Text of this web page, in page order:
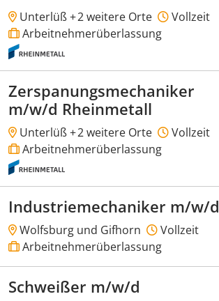
Unterlüß +2 weitere Orte
Vollzeit
Arbeitnehmerüberlassung
Zerspanungsmechaniker
m/w/d Rheinmetall
Unterlüß +2 weitere Orte
Vollzeit
Arbeitnehmerüberlassung
Industriemechaniker m/w/d
Wolfsburg und Gifhorn
Vollzeit
Arbeitnehmerüberlassung
Schweißer m/w/d